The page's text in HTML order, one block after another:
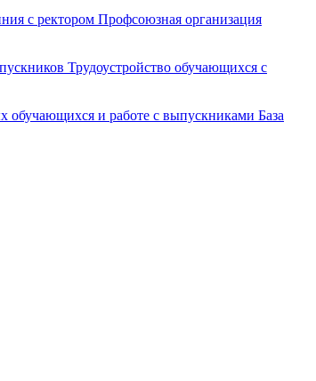
с ректором Профсоюзная организация
Трудоустройство обучающихся с
обучающихся и работе с выпускниками База